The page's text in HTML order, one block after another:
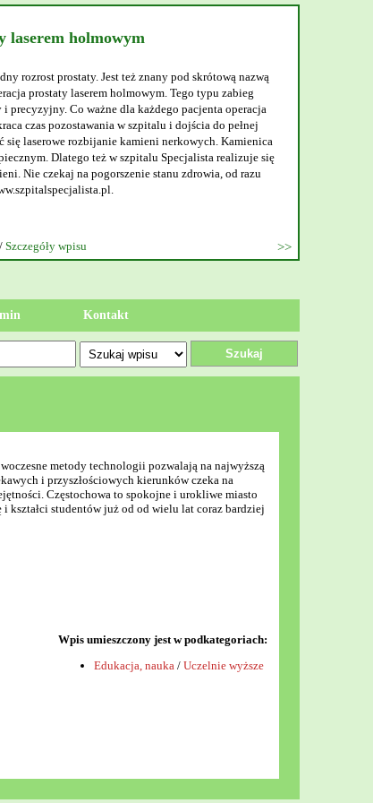
laserem holmowym
rozrost prostaty. Jest też znany pod skrótową nazwą
prostaty laserem holmowym. Tego typu zabieg
Co ważne dla każdego pacjenta operacja
czas pozostawania w szpitalu i dojścia do pełnej
laserowe rozbijanie kamieni nerkowych. Kamienica
Dlatego też w szpitalu Specjalista realizuje się
Nie czekaj na pogorszenie stanu zdrowia, od razu
Szczegóły wpisu
Kontakt
Szukaj
metody technologii pozwalają na najwyższą
i przyszłościowych kierunków czeka na
Częstochowa to spokojne i urokliwe miasto
kształci studentów już od od wielu lat coraz bardziej
Wpis umieszczony jest w podkategoriach:
Edukacja, nauka / Uczelnie wyższe